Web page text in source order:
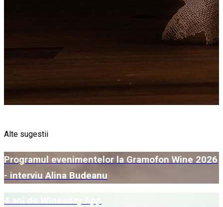
Alte sugestii
Programul evenimentelor la Gramofon Wine 2026
- interviu Alina Budeanu
4 ani de Winesday App